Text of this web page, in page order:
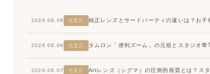
2026.08.08 七五三 純正レンズとサードパーティの違いは？お
2026.08.08 七五三 タムロン「便利ズーム」の元祖とスタジオ華
2026.08.07 七五三 Artレンズ（シグマ）の圧倒的画質とは？ス